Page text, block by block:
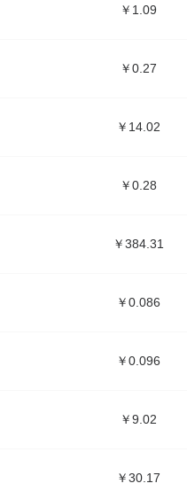
￥1.09
￥0.27
￥14.02
￥0.28
￥384.31
￥0.086
￥0.096
￥9.02
￥30.17